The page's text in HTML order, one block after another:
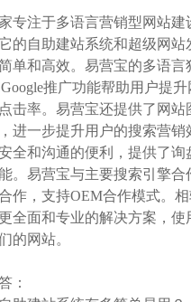
专注于多语言营销型网站建
的自助建站系统和超级网站
单和高效。易营宝的多语言
推广功能帮助用户提
击率。易营宝还提供了网站
进一步提升用户的搜索营销
全和沟通的便利，提供了
。易营宝与主要搜索引擎合
作，支持OEM合作模式。相
全面和专业的解决方案，使
的网站。
：